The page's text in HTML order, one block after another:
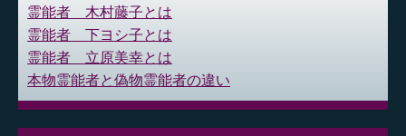
霊能者 木村藤子とは
霊能者 下ヨシ子とは
霊能者 立原美幸とは
本物霊能者と偽物霊能者の違い